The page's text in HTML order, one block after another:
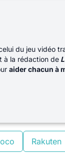
du jeu vidéo
à la rédaction de
aider chacun à
Rakuten